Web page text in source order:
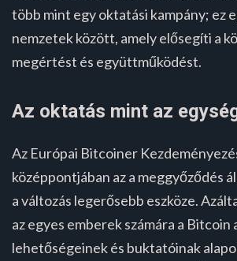
több mint egy oktatási kampány; ez
nemzetek között, amely elősegíti a
megértést és együttműködést.
Az oktatás mint az
Az Európai Bitcoiner
középpontjában az a meggyőződés
a változás legerősebb eszköze.
az egyes emberek számára a Bitcoin
lehetőségeinek és buktatóinak